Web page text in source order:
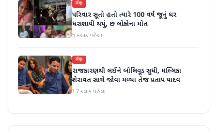
રાષ્ટ્રીય
પરિવાર સૂતો હતો ત્યારે 100 વર્ષ જૂનું ઘર
ધરાશાયી થયું, છ લોકોના મોત
5 કલાક પહેલા
રાષ્ટ્રીય
રાજકારણથી લઈને બોલિવૂડ સુધી, મલ્લિકા
શેરાવત સાથે જોવા મળ્યા તેજ પ્રતાપ યાદવ
17 કલાક પહેલા